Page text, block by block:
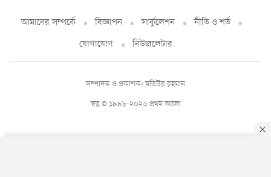
আমাদের সম্পর্কে বিজ্ঞাপন সার্কুলেশন
নীতি ও শর্ত
যোগাযোগ
নিউজলেটার
স্বত্ব © ১৯৯৮-২০২৬ প্রথম আলো
সম্পাদক ও প্রকাশক: মতিউর রহমান